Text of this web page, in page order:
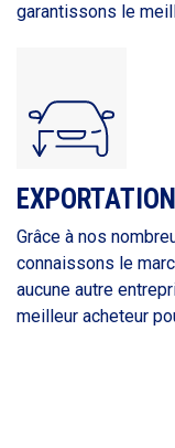
garantissons le
Grâce à nos
connaissons le
aucune autre
meilleur acheteur